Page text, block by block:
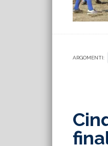
ARGOMENTI: